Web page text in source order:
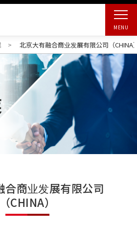
MENU
北京大有融合商业发展有限公司（CHINA
合商业发展有限公司
（CHINA）